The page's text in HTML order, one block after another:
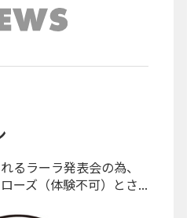
るラーラ発表会の為、
ーズ（体験不可）とさ...